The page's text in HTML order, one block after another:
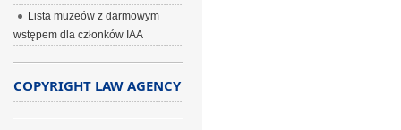
Lista muzeów z darmowym
wstępem dla członków IAA
COPYRIGHT LAW AGENCY